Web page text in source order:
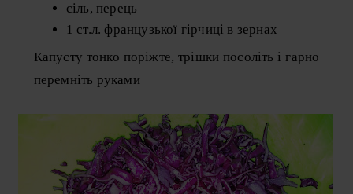
сіль, перець
1 ст.л. французької гірчиці в зернах
Капусту тонко поріжте, трішки посоліть і гарно
перемніть руками